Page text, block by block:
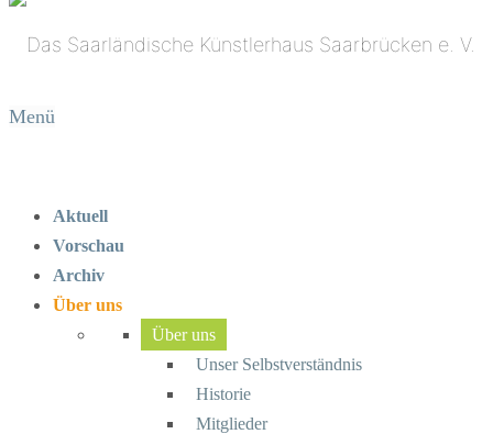
Menü
Aktuell
Vorschau
Archiv
Über uns
Über uns
Unser Selbstverständnis
Historie
Mitglieder